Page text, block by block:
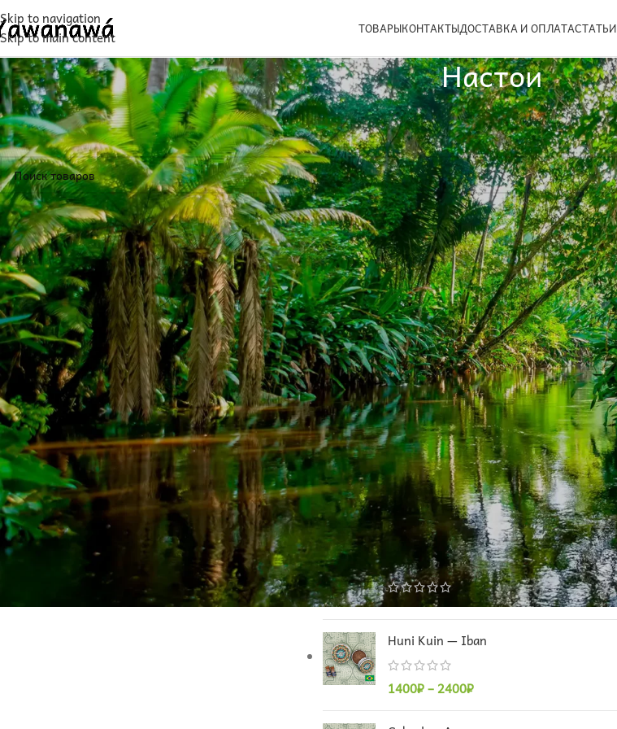
Skip to navigation
Skip to main content
ТОВАРЫКОНТАКТЫДОСТАВКА И ОПЛАТАСТАТЬИ
Настои
Главная Настои
Товаров, соответствующих вашему запросу, не обнаружено.
САМЫЕ ПОПУЛЯРНЫЕ
Caboclo – Paricá
Huni Kuin — Iban
1400₽–2400₽